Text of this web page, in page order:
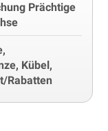
Prächtige
Kübel,
Rabatten